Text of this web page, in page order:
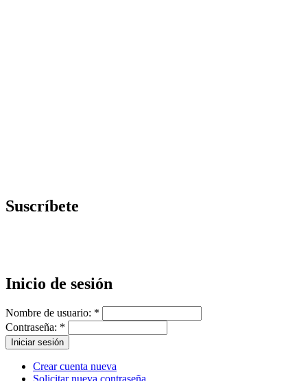
Suscríbete
Inicio de sesión
Nombre de usuario: *
Contraseña: *
Crear cuenta nueva